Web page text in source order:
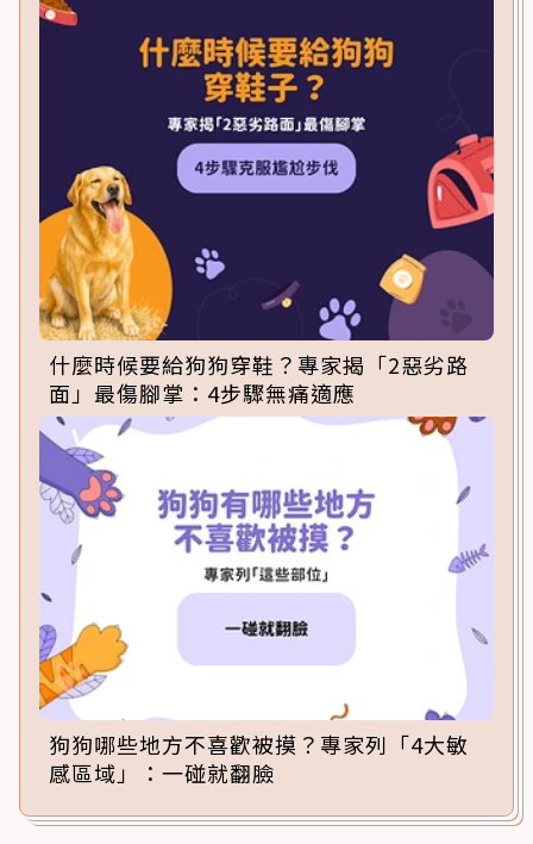
什麼時候要給狗狗穿鞋？專家揭「2惡劣路
面」最傷腳掌：4步驟無痛適應
狗狗哪些地方不喜歡被摸？專家列「4大敏
感區域」：一碰就翻臉